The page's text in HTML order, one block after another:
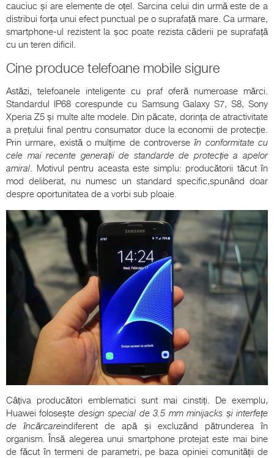
cauciuc și are elemente de oțel. Sarcina celui din urmă este de a
distribui forța unui efect punctual pe o suprafață mare. Ca urmare,
smartphone-ul rezistent la șoc poate rezista căderii pe suprafață
cu un teren dificil.
Cine produce telefoane mobile sigure
Astăzi, telefoanele inteligente cu praf oferă numeroase mărci.
Standardul IP68 corespunde cu Samsung Galaxy S7, S8, Sony
Xperia Z5 și multe alte modele. Din păcate, dorința de atractivitate
a prețului final pentru consumator duce la economii de protecție.
Prin urmare, există o mulțime de controverseîn conformitate cu
cele mai recente generații de standarde de protecție a apelor
amiral. Motivul pentru aceasta este simplu: producătorii tăcut în
mod deliberat, nu numesc un standard specific,spunând doar
despre oportunitatea de a vorbi sub ploaie.
Câțiva producători emblematici sunt mai cinstiți. De exemplu,
Huawei folosește design special de 3.5 mm minijacks și interfețe
de încărcareindiferent de apă și excluzând pătrunderea în
organism. Însă alegerea unui smartphone protejat este mai bine
de făcut în termeni de parametri, pe baza opiniei comunității de